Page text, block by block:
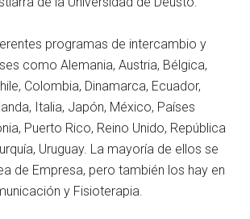
programas de intercambio y
como Alemania, Austria, Bélgica,
Colombia, Dinamarca, Ecuador,
Italia, Japón, México, Países
Puerto Rico, Reino Unido, República
Uruguay. La mayoría de ellos se
de Empresa, pero también los hay en
y Fisioterapia.